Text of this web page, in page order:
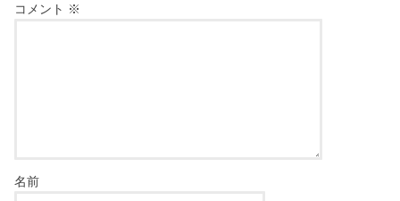
コメント ※
名前